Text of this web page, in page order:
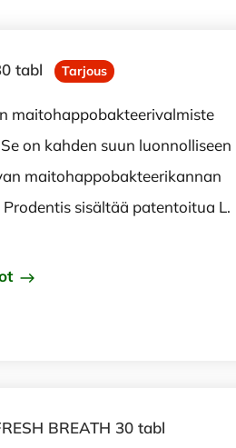
tabl Tarjous
maitohappobakteerivalmiste
on kahden suun luonnolliseen
maitohappobakteerikannan
sisältää patentoitua L.
BREATH 30 tabl